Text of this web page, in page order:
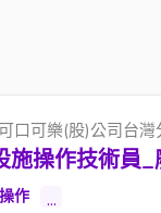
口可樂(股)公司台灣
施操作技術員_
作 ...